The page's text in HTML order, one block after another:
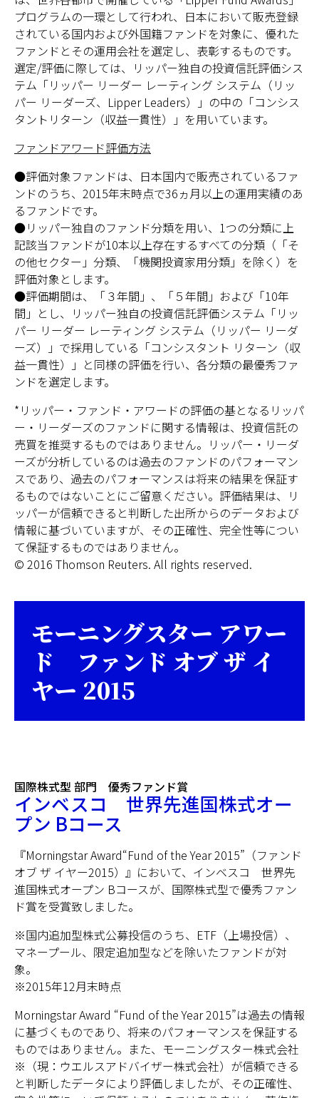
プログラムの一環として行われ、日本において販売登録
されている国内および外国籍ファンドを対象に、優れた
ファンドとその運用会社を選定し、表彰するものです。
選定/評価に際しては、リッパー独自の投資信託評価シス
テム「リッパー リーダー レーティング システム（リッ
パー リーダーズ、Lipper Leaders）」の中の「コンシス
タントリターン（収益一貫性）」を用いています。
ファンドアワード評価方法
●評価対象ファンドは、日本国内で販売されているファ
ンドのうち、2015年末時点で36ヵ月以上の運用実績のあ
るファンドです。
●リッパー独自のファンド分類を用い、1つの分類に上
記該当ファンドが10本以上存在するすべての分類（「そ
の他セクター」分類、「機関投資家用分類」を除く）を
評価対象とします。
●評価期間は、「３年間」、「５年間」および「10年
間」とし、リッパー独自の投資信託評価システム「リッ
パー リーダー レーティング システム（リッパー リーダ
ーズ）」で採用している「コンシスタント リターン（収
益一貫性）」と同様の評価を行い、各分類の最優秀ファ
ンドを選定します。
*リッパー・ファンド・アワードの評価の基となるリッパ
ー・リーダーズのファンドに関する情報は、投資信託の
売買を推奨するものではありません。リッパー・リーダ
ーズが分析しているのは過去のファンドのパフォーマン
スであり、過去のパフォーマンスは将来の結果を保証す
るものではないことにご留意ください。評価結果は、リ
ッパーが信頼できると判断した出所からのデータおよび
情報に基づいていますが、その正確性、完全性等につい
て保証するものではありません。
© 2016 Thomson Reuters. All rights reserved.
モーニングスター アワー
ド ファンド オブ ザ イ
ヤー 2015
国際株式型 部門 優秀ファンド賞
インベスコ 世界先進国株式オー
プン Bコース
『Morningstar Award“Fund of the Year 2015”（ファンド
オブ ザ イヤー2015）』において、インベスコ 世界先
進国株式オープン Bコースが、国際株式型で優秀ファン
ド賞を受賞致しました。
※国内追加型株式公募投信のうち、ETF（上場投信）、
マネープール、限定追加型などを除いたファンドが対
象。
※2015年12月末時点
Morningstar Award “Fund of the Year 2015”は過去の情報
に基づくものであり、将来のパフォーマンスを保証する
ものではありません。また、モーニングスター株式会社
※（現：ウエルスアドバイザー株式会社）が信頼できる
と判断したデータにより評価しましたが、その正確性、